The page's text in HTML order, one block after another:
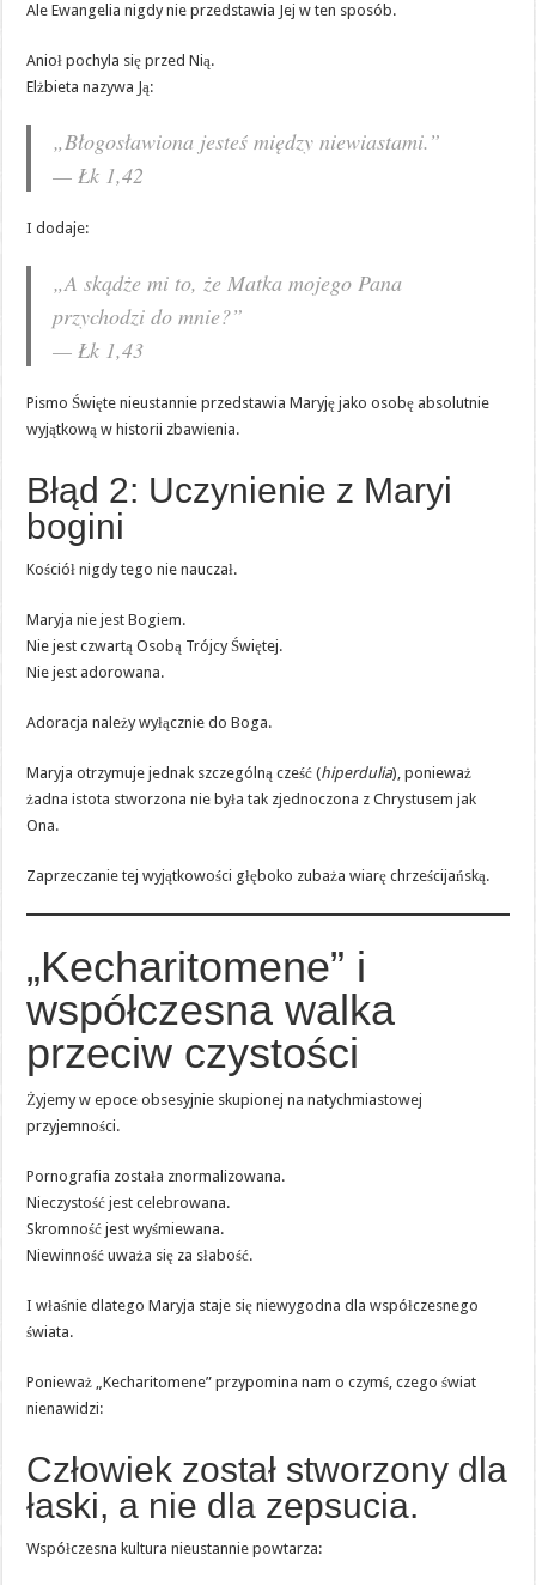
Ale Ewangelia nigdy nie przedstawia Jej w ten sposób.
Anioł pochyla się przed Nią.
Elżbieta nazywa Ją:
„Błogosławiona jesteś między niewiastami.”
— Łk 1,42
I dodaje:
„A skądże mi to, że Matka mojego Pana
przychodzi do mnie?”
— Łk 1,43
Pismo Święte nieustannie przedstawia Maryję jako osobę absolutnie
wyjątkową w historii zbawienia.
Błąd 2: Uczynienie z Maryi
bogini
Kościół nigdy tego nie nauczał.
Maryja nie jest Bogiem.
Nie jest czwartą Osobą Trójcy Świętej.
Nie jest adorowana.
Adoracja należy wyłącznie do Boga.
Maryja otrzymuje jednak szczególną cześć (hiperdulia), ponieważ
żadna istota stworzona nie była tak zjednoczona z Chrystusem jak
Ona.
Zaprzeczanie tej wyjątkowości głęboko zubaża wiarę chrześcijańską.
„Kecharitomene” i
współczesna walka
przeciw czystości
Żyjemy w epoce obsesyjnie skupionej na natychmiastowej
przyjemności.
Pornografia została znormalizowana.
Nieczystość jest celebrowana.
Skromność jest wyśmiewana.
Niewinność uważa się za słabość.
I właśnie dlatego Maryja staje się niewygodna dla współczesnego
świata.
Ponieważ „Kecharitomene” przypomina nam o czymś, czego świat
nienawidzi:
Człowiek został stworzony dla
łaski, a nie dla zepsucia.
Współczesna kultura nieustannie powtarza: